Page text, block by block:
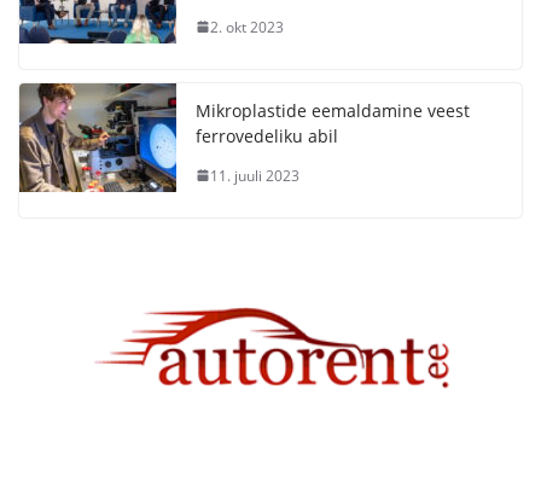
2. okt 2023
Mikroplastide eemaldamine veest
ferrovedeliku abil
11. juuli 2023